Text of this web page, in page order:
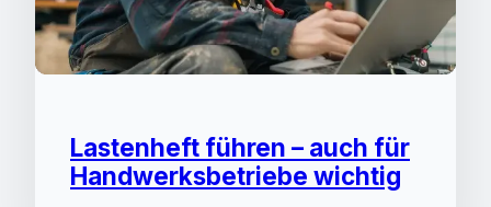
Lastenheft führen – auch für
Handwerksbetriebe wichtig